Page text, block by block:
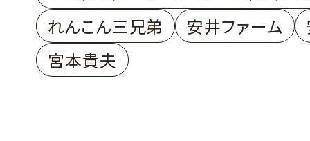
本 貴夫さん
れんこん三兄弟
安井ファーム
宮本貴夫